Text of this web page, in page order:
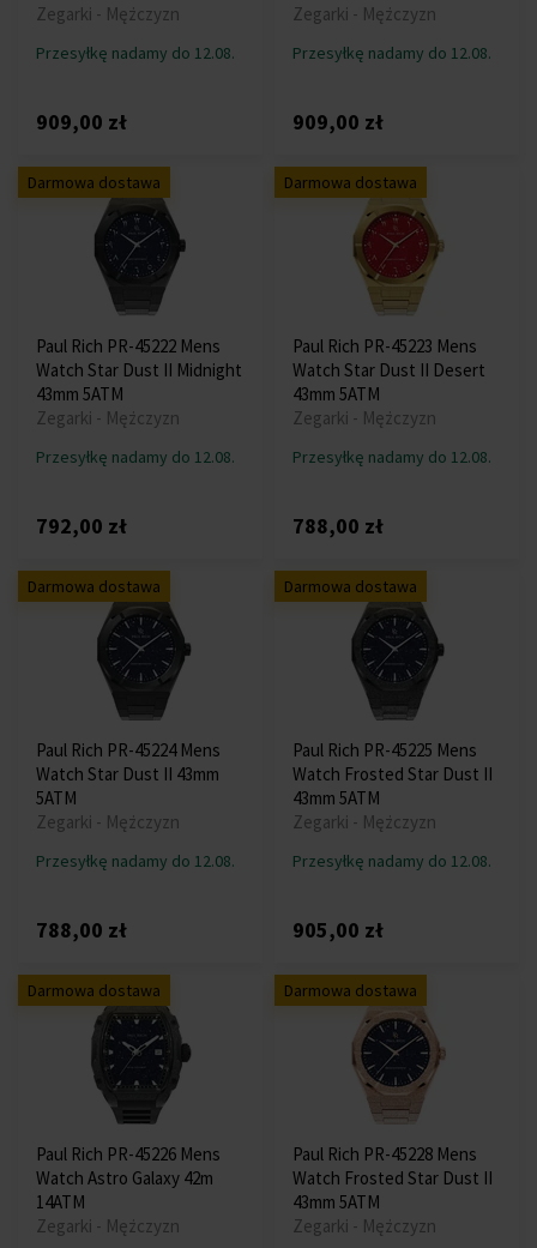
Zegarki - Mężczyzn
Przesyłkę nadamy do 12.08.
909,00 zł
Zegarki - Mężczyzn
Przesyłkę nadamy do 12.08.
909,00 zł
Darmowa dostawa
Paul Rich PR-45222 Mens
Watch Star Dust II Midnight
43mm 5ATM
Zegarki - Mężczyzn
Przesyłkę nadamy do 12.08.
792,00 zł
Darmowa dostawa
Paul Rich PR-45223 Mens
Watch Star Dust II Desert
43mm 5ATM
Zegarki - Mężczyzn
Przesyłkę nadamy do 12.08.
788,00 zł
Darmowa dostawa
Paul Rich PR-45224 Mens
Watch Star Dust II 43mm
5ATM
Zegarki - Mężczyzn
Przesyłkę nadamy do 12.08.
788,00 zł
Darmowa dostawa
Paul Rich PR-45225 Mens
Watch Frosted Star Dust II
43mm 5ATM
Zegarki - Mężczyzn
Przesyłkę nadamy do 12.08.
905,00 zł
Darmowa dostawa
Paul Rich PR-45226 Mens
Watch Astro Galaxy 42m
14ATM
Zegarki - Mężczyzn
Darmowa dostawa
Paul Rich PR-45228 Mens
Watch Frosted Star Dust II
43mm 5ATM
Zegarki - Mężczyzn